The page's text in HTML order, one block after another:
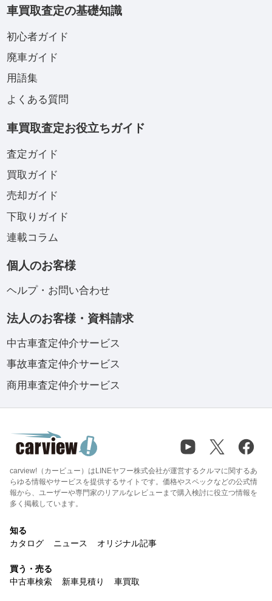
車買取査定の基礎知識
初心者ガイド
廃車ガイド
用語集
よくある質問
車買取査定お役立ちガイド
査定ガイド
買取ガイド
売却ガイド
下取りガイド
連載コラム
個人のお客様
ヘルプ・お問い合わせ
法人のお客様・資料請求
中古車査定仲介サービス
事故車査定仲介サービス
商用車査定仲介サービス
carview!（カービュー）はLINEヤフー株式会社が運営するクルマに関するあ
らゆる情報やサービスを提供するサイトです。価格やスペックなどの公式情
報から、ユーザーや専門家のリアルなレビューまで購入検討に役立つ情報を
多く掲載しています。
知る
カタログ
ニュース オリジナル記事
買う・売る
中古車検索
新車見積り 車買取